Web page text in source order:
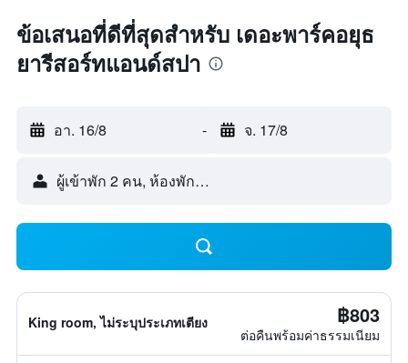
ข้อเสนอที่ดีที่สุดสำหรับ เดอะพาร์คอยุธ
ยารีสอร์ทแอนด์สปา
อา. 16/8 - จ. 17/8
ผู้เข้าพัก 2 คน, ห้องพัก 1 ห้อง
King room, ไม่ระบุประเภทเตียง ฿803
ต่อคืนพร้อมค่าธรรมเนียม